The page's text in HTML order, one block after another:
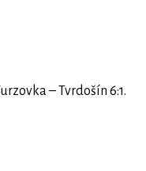
– Tvrdošín 6:1.